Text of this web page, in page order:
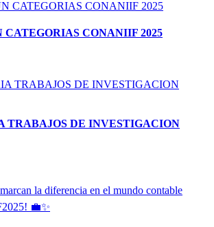
CATEGORIAS CONANIIF 2025
TRABAJOS DE INVESTIGACION